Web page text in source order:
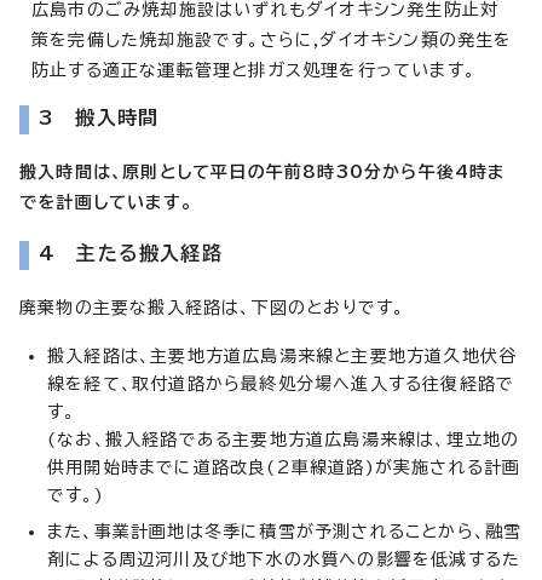
広島市のごみ焼却施設はいずれもダイオキシン発生防止対
策を完備した焼却施設です。さらに,ダイオキシン類の発生を
防止する適正な運転管理と排ガス処理を行っています。
3 搬入時間
搬入時間は、原則として平日の午前8時30分から午後4時ま
でを計画しています。
4 主たる搬入経路
廃棄物の主要な搬入経路は、下図のとおりです。
搬入経路は、主要地方道広島湯来線と主要地方道久地伏谷
線を経て、取付道路から最終処分場へ進入する往復経路で
す。
(なお、搬入経路である主要地方道広島湯来線は、埋立地の
供用開始時までに道路改良(2車線道路)が実施される計画
です。)
また、事業計画地は冬季に積雪が予測されることから、融雪
剤による周辺河川及び地下水の水質への影響を低減するた